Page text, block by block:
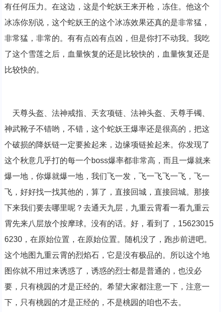
有任何压力。在这边，这是个蛇妖王来开枪，冻住。他这个
冰冻你别说，这个蛇妖王的这个冰冻效果还真的是非常猛，
非常猛，非常的。有有点凶有点凶，但是你打不动我。我吃
了这个雪莲之后，血量恢复的还是比较快的，血量恢复还是
比较快的。
天尊头盔、法神戒指、天玄项链、法神头盔、天尊手镯、
神武靴子不错哟，不错，这个蛇妖王爆率还是很高的，把这
个破损的降妖链一定要捡起来，边缘项链捡起来。你发现了
这个秋意几乎打的每一个boss爆率都非常高，而且一爆就来
爆一地，你爆就爆一地，我们飞一发，飞一飞飞一飞，飞一
飞，好好找一找其他的，算了，直接回城，直接回城。那接
下来我们要去哪里呢？去通天九层，九重云霄看一看九重云
霄先来八层放个按摩球。没有的话。好，看到了，15623015
6230，在原始位置，在原始位置。随机没了，跑步前进吧。
这个地图九重云霄的烈焰石，它是没有极品的。所以这个地
图你就不用过来诱惑了，诱惑的烈士都是普通的，也没必
要，只有桃园的才是正经的。希望大家都注意一下，注意一
下，只有桃园的才是正经的，不是桃园的咱也不去。